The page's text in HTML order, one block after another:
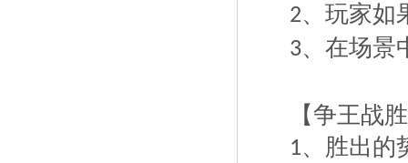
2、玩家如
3、在场景
【争王战
1、胜出的